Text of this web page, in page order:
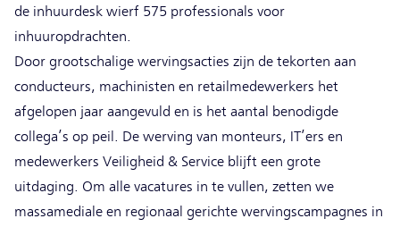
de inhuurdesk wierf 575 professionals voor
inhuuropdrachten.
Door grootschalige wervingsacties zijn de tekorten aan
conducteurs, machinisten en retailmedewerkers het
afgelopen jaar aangevuld en is het aantal benodigde
collega’s op peil. De werving van monteurs, IT’ers en
medewerkers Veiligheid & Service blijft een grote
uitdaging. Om alle vacatures in te vullen, zetten we
massamediale en regionaal gerichte wervingscampagnes in